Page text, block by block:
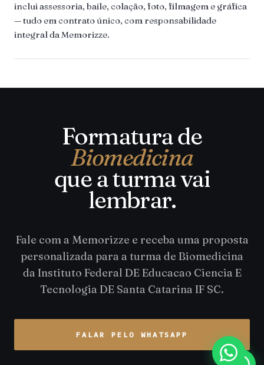
inclui assessoria, baile, colação, foto, filmagem e gráfica
— tudo em contrato único, com responsabilidade
integral da Memorizze.
Formatura de
Biomedicina
que a turma vai
lembrar.
Fale com a Memorizze e receba uma proposta
personalizada para a turma de Biomedicina
da Instituto Federal DE Educacao Ciencia E
Tecnologia DE Santa Catarina IF SC.
FALAR PELO WHATSAPP